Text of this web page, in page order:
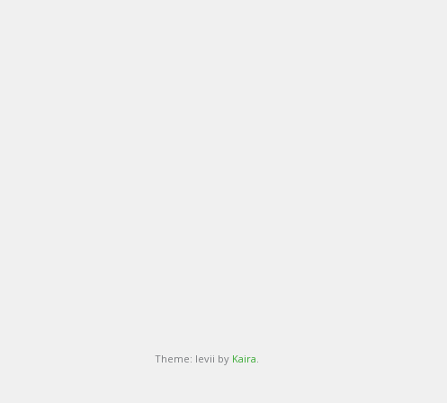
Theme: levii by Kaira.